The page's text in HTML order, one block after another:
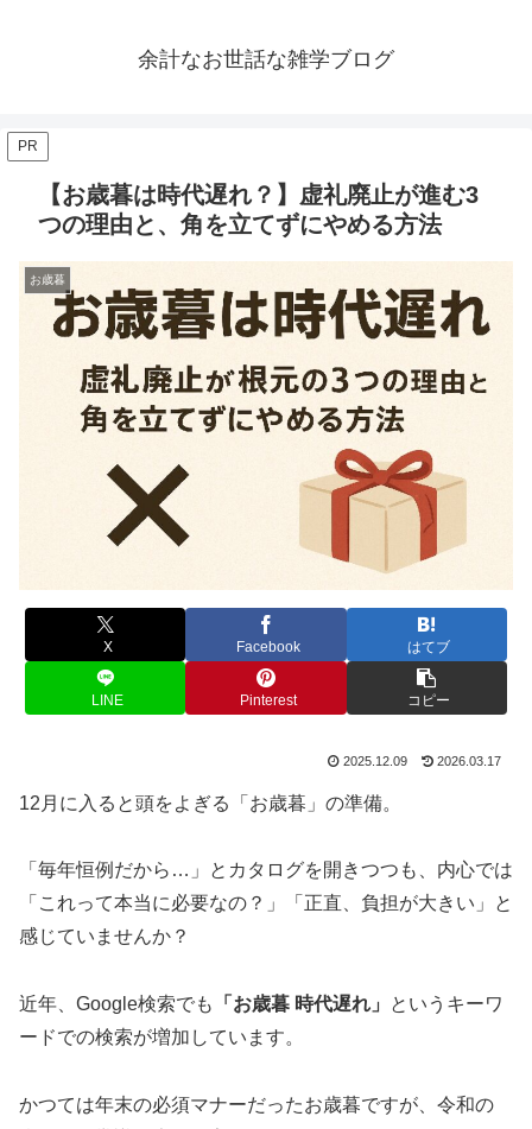
余計なお世話な雑学ブログ
PR
【お歳暮は時代遅れ？】虚礼廃止が進む3
つの理由と、角を立てずにやめる方法
お歳暮
X Facebook はてブ
LINE Pinterest コピー
2025.12.09 2026.03.17
12月に入ると頭をよぎる「お歳暮」の準備。
「毎年恒例だから…」とカタログを開きつつも、内心では
「これって本当に必要なの？」「正直、負担が大きい」と
感じていませんか？
近年、Google検索でも 「お歳暮 時代遅れ」
というキーワ
ードでの検索が増加しています。
かつては年末の必須マナーだったお歳暮ですが、令和の